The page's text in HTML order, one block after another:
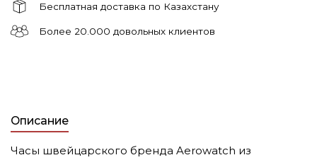
Бесплатная доставка по Казахстану
Более 20.000 довольных клиентов
Описание
Часы швейцарского бренда Aerowatch из